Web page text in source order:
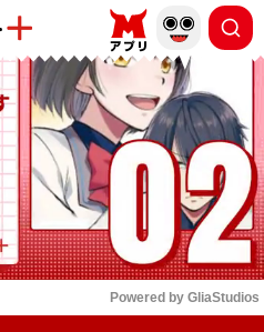
もっと読む
Powered by GliaStudios